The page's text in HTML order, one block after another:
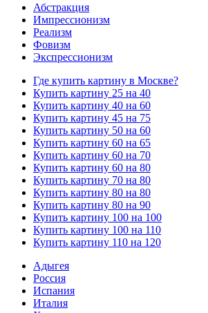
Абстракция
Импрессионизм
Реализм
Фовизм
Экспрессионизм
Где купить картину в Москве?
Купить картину 25 на 40
Купить картину 40 на 60
Купить картину 45 на 75
Купить картину 50 на 60
Купить картину 60 на 65
Купить картину 60 на 70
Купить картину 60 на 80
Купить картину 70 на 80
Купить картину 80 на 80
Купить картину 80 на 90
Купить картину 100 на 100
Купить картину 100 на 110
Купить картину 110 на 120
Адыгея
Россия
Испания
Италия